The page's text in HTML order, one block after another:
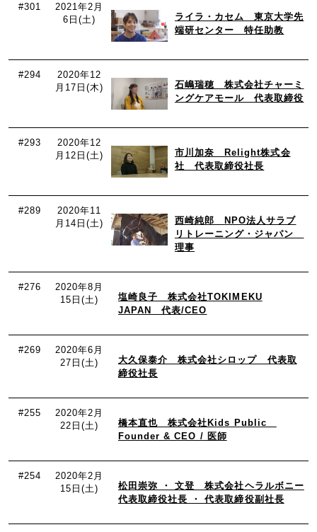
#301
2021年2月
6日(土)
ライラ・カセム 東京大学先
端研センター 特任助教
#294
2020年12
月17日(木)
石嶋瑞穂 株式会社チャーミ
ングケアモール 代表取締役
#293
2020年12
月12日(土)
市川加奈 Relight株式会
社 代表取締役社長
#289
2020年11
月14日(土)
西崎純郎 NPO法人サラブ
リトレーニング・ジャパン
理事
#276
2020年8月
15日(土)
塩崎良子 株式会社TOKIMEKU
JAPAN 代表/CEO
#269
2020年6月
27日(土)
大久保泰介 株式会社シロップ 代表取
締役社長
#255
2020年2月
22日(土)
橋本直也 株式会社Kids Public
Founder & CEO / 医師
#254
2020年2月
15日(土)
松田崇弥 ・ 文登 株式会社ヘラルボニー
代表取締役社長 ・ 代表取締役副社長